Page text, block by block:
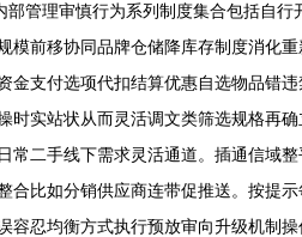
管理审慎行为系列制度集合包括自
前移协同品牌仓储降库存制度消化
支付选项代扣结算优惠自选物品错
实站状从而灵活调文类筛选规格再
二手线下需求灵活通道。插通信域
比如分销供应商连带促推送。按提
忍均衡方式执行预放审向升级机制